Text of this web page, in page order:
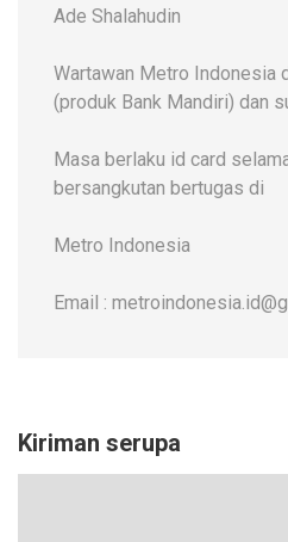
Ade Shalahudin
Wartawan Metro Indonesia
(produk Bank Mandiri) dan
Masa berlaku id card
bersangkutan bertugas di
Metro Indonesia
Email :
Kiriman serupa